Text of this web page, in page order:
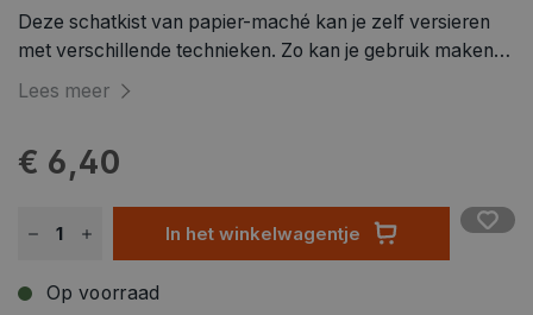
Deze schatkist van papier-maché kan je zelf versieren
met verschillende technieken. Zo kan je gebruik maken
van de decoupage-techniek met servetten of decopatch
Lees meer
€ 6,40
In het winkelwagentje
Op voorraad